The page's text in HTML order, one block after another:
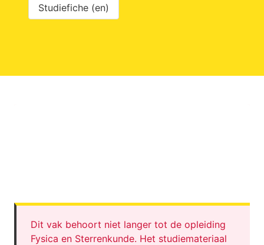
Studie
Studiefiche (en)
Dit vak behoort niet langer tot de opleiding
Fysica en Sterrenkunde. Het studiemateriaal